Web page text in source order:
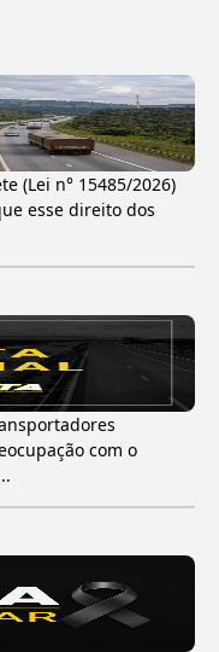
(Lei n° 15485/2026)
esse direito dos
com o